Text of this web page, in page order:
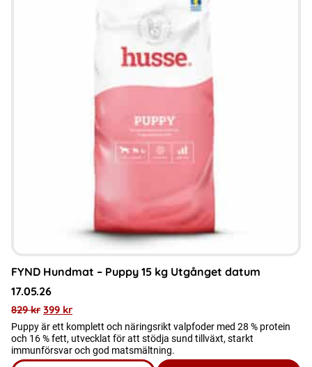
FYND Hundmat – Puppy 15 kg Utgånget datum
17.05.26
829kr 399 kr
Puppy är ett komplett och näringsrikt valpfoder med 28 % protein
och 16 % fett, utvecklat för att stödja sund tillväxt, starkt
immunförsvar och god matsmältning.